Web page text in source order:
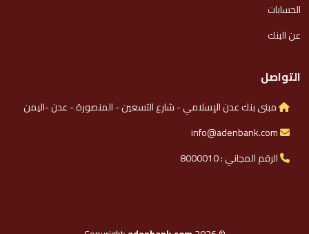
الحسابات
عن البنك
التواصل
مبنى بنك عدن الإسلامي - شارع التسعين - المنصورة - عدن -اليمن
الرقم المجاني : 8000010